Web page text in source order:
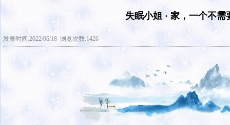
失眠小姐 · 家，一个不需
发表时间:2022/06/18 浏览次数:1426